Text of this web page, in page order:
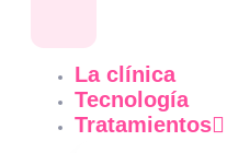
La clínica
Tecnología
Tratamientos